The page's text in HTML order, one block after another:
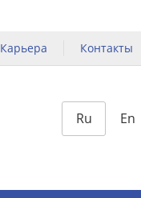
Карьера Контакты
Ru En